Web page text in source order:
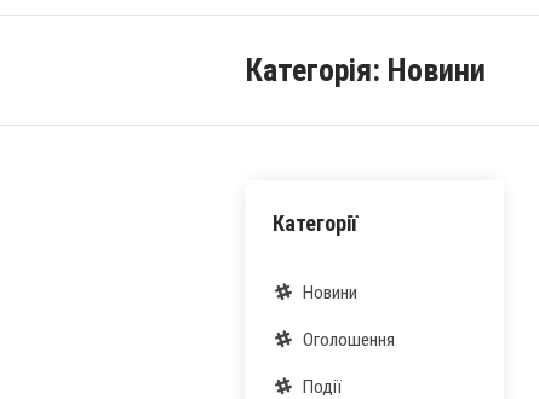
Категорія: Новини
Категорії
Новини
Оголошення
Події